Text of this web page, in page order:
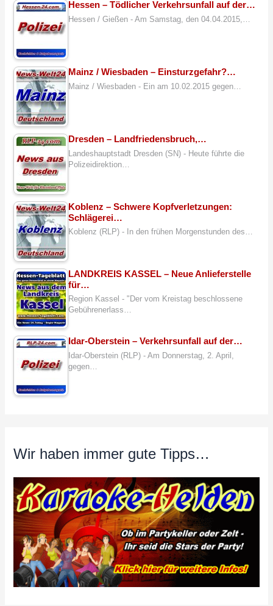
Hessen – Tödlicher Verkehrsunfall auf der…
Hessen / Gießen - Am Samstag, den 04.04.2015,…
Mainz / Wiesbaden – Einsturzgefahr?…
Mainz / Wiesbaden - Ein am 10.02.2015 gegen…
Dresden – Landfriedensbruch,…
Landeshauptstadt Dresden (SN) - Heute führte die
Polizeidirektion…
Koblenz – Schwere Kopfverletzungen:
Schlägerei…
Koblenz (RLP) - In den frühen Morgenstunden des…
LANDKREIS KASSEL – Neue Anlieferstelle
für…
Region Kassel - "Der vom Kreistag beschlossene
Gebührenerlass…
Idar-Oberstein – Verkehrsunfall auf der…
Idar-Oberstein (RLP) - Am Donnerstag, 2. April,
gegen…
Wir haben immer gute Tipps…